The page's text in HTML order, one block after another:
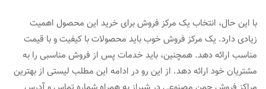
با این حال، انتخاب یک مرکز فروش برای خرید این محصول اهمیت
زیادی دارد. یک مرکز فروش خوب باید محصولات با کیفیت و با قیمت
مناسب ارائه دهد. همچنین، باید خدمات پس از فروش مناسبی را به
مشتریان خود ارائه دهد. از این رو در ادامه این مطلب لیستی از بهترین